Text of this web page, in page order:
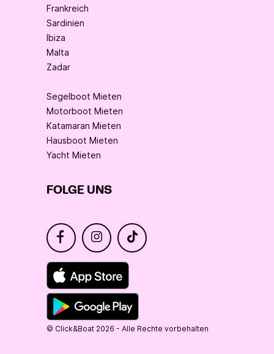
Frankreich
Sardinien
Ibiza
Malta
Zadar
Segelboot Mieten
Motorboot Mieten
Katamaran Mieten
Hausboot Mieten
Yacht Mieten
FOLGE UNS
© Click&Boat 2026 - Alle Rechte vorbehalten